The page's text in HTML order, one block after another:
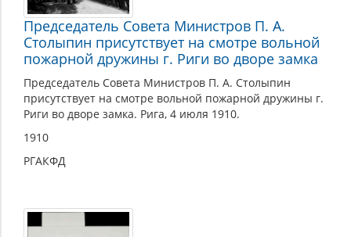
Председатель Совета Министров П. А.
Столыпин присутствует на смотре вольной
пожарной дружины г. Риги во дворе замка
Председатель Совета Министров П. А. Столыпин
присутствует на смотре вольной пожарной дружины г.
Риги во дворе замка. Рига, 4 июля 1910.
1910
РГАКФД